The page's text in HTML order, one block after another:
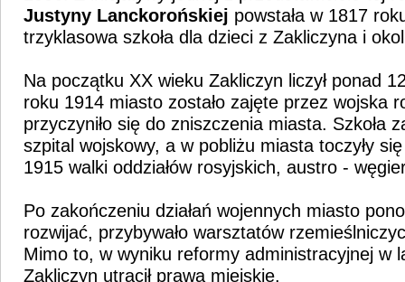
Justyny Lanckorońskiej powstała w 1817
trzyklasowa szkoła dla dzieci z Zakliczyna i
Na początku XX wieku Zakliczyn liczył ponad
roku 1914 miasto zostało zajęte przez wojska
przyczyniło się do zniszczenia miasta. Szkoła
szpital wojskowy, a w pobliżu miasta toczyły
1915 walki oddziałów rosyjskich, austro -
Po zakończeniu działań wojennych miasto
rozwijać, przybywało warsztatów
Mimo to, w wyniku reformy administracyjnej w
Zakliczyn utracił prawa miejskie.